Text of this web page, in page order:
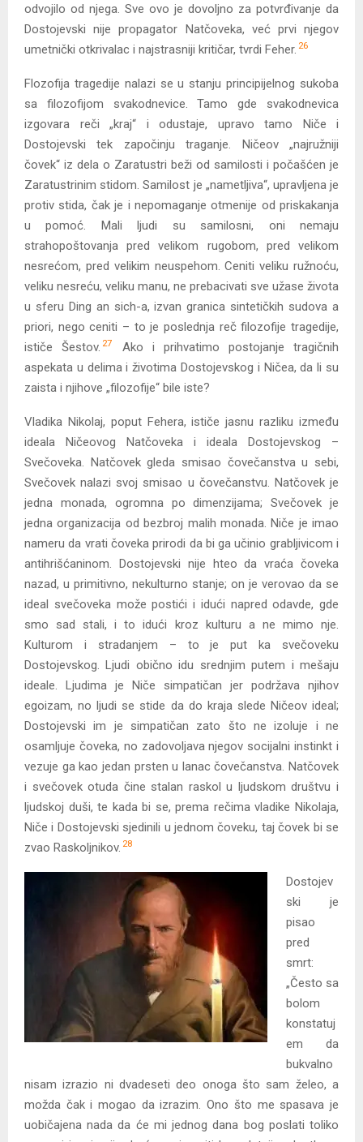
odvojilo od njega. Sve ovo je dovoljno za potvrđivanje da
Dostojevski nije propagator Natčoveka, već prvi njegov
umetnički otkrivalac i najstrasniji kritičar, tvrdi Feher. 26
Flozofija tragedije nalazi se u stanju principijelnog sukoba
sa filozofijom svakodnevice. Tamo gde svakodnevica
izgovara reči „kraj“ i odustaje, upravo tamo Niče i
Dostojevski tek započinju traganje. Ničeov „najružniji
čovek“ iz dela o Zaratustri beži od samilosti i počašćen je
Zaratustrinim stidom. Samilost je „nametljiva“, upravljena je
protiv stida, čak je i nepomaganje otmenije od priskakanja
u pomoć. Mali ljudi su samilosni, oni nemaju
strahopoštovanja pred velikom rugobom, pred velikom
nesrećom, pred velikim neuspehom. Ceniti veliku ružnoću,
veliku nesreću, veliku manu, ne prebacivati sve užase života
u sferu Ding an sich-a, izvan granica sintetičkih sudova a
priori, nego ceniti – to je poslednja reč filozofije tragedije,
ističe Šestov. 27
Ako i prihvatimo postojanje tragičnih
aspekata u delima i životima Dostojevskog i Ničea, da li su
zaista i njihove „filozofije“ bile iste?
Vladika Nikolaj, poput Fehera, ističe jasnu razliku između
ideala Ničeovog Natčoveka i ideala Dostojevskog –
Svečoveka. Natčovek gleda smisao čovečanstva u sebi,
Svečovek nalazi svoj smisao u čovečanstvu. Natčovek je
jedna monada, ogromna po dimenzijama; Svečovek je
jedna organizacija od bezbroj malih monada. Niče je imao
nameru da vrati čoveka prirodi da bi ga učinio grabljivicom i
antihrišćaninom. Dostojevski nije hteo da vraća čoveka
nazad, u primitivno, nekulturno stanje; on je verovao da se
ideal svečoveka može postići i idući napred odavde, gde
smo sad stali, i to idući kroz kulturu a ne mimo nje.
Kulturom i stradanjem – to je put ka svečoveku
Dostojevskog. Ljudi obično idu srednjim putem i mešaju
ideale. Ljudima je Niče simpatičan jer podržava njihov
egoizam, no ljudi se stide da do kraja slede Ničeov ideal;
Dostojevski im je simpatičan zato što ne izoluje i ne
osamljuje čoveka, no zadovoljava njegov socijalni instinkt i
vezuje ga kao jedan prsten u lanac čovečanstva. Natčovek
i svečovek otuda čine stalan raskol u ljudskom društvu i
ljudskoj duši, te kada bi se, prema rečima vladike Nikolaja,
Niče i Dostojevski sjedinili u jednom čoveku, taj čovek bi se
zvao Raskoljnikov. 28
Dostojev
ski je
pisao
pred
smrt:
„Često sa
bolom
konstatuj
em da
bukvalno
nisam izrazio ni dvadeseti deo onoga što sam želeo, a
možda čak i mogao da izrazim. Ono što me spasava je
uobičajena nada da će mi jednog dana bog poslati toliko